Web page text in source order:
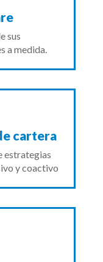
sus
a medida.
cartera
estrategias
y coactivo